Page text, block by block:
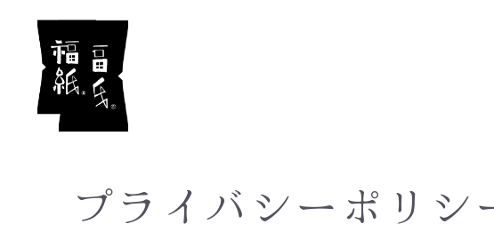
プライバシーポリシ